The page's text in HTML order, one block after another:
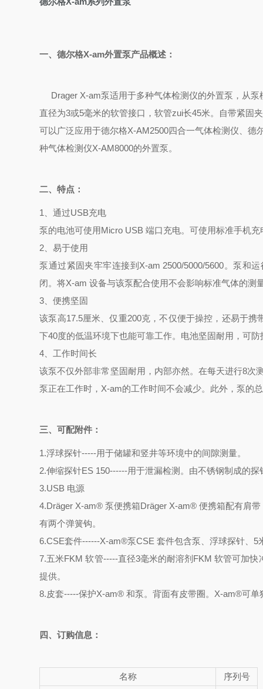
一、德尔格X-am外置泵产品概述：
Drager X-am泵适用于多种气体检测仪的外置泵，从
直径为3或5毫米的软管接口，软管zui长45米。自带紧固
可以广泛应用于德尔格X-AM2500四合一气体检测仪、
种气体检测仪X-AM8000的外置泵。
二、特点：
1、通过USB充电
泵的电池可使用Micro USB 端口充电。可使用标准手机
2、易于使用
泵通过紧固夹牢牢连接到X-am 2500/5000/5600。泵和
闭。将X-am 设备与该泵配合使用不会影响标准气体的测
3、便携坚固
该泵高17.5厘米、仅重200克，不仅便于操控，还易于
下40度的低温环境下也能可靠工作。电池坚固耐用，可
4、工作时间长
该泵不仅外部非常坚固耐用，内部亦然。在每天进行8次
泵正在工作时，X-am的工作时间不会减少。此外，泵的
三、可配附件：
1.浮球探针-----用于储罐和竖井等环境中的间隙测量。
2.伸缩探针ES 150------用于泄漏检测。由不锈钢制成的
3.USB 电源
4.Dräger X-am® 泵便携箱Dräger X-am® 便携箱配有肩
有两个弹簧钩。
6.CSE套件------X-am®泵CSE 套件包含泵、浮球探针、5
7.五米FKM 软管-----直径3毫米的耐溶剂FKM 软管可加
提供。
8.皮套-----保护X-am® 和泵。背面有皮带圈。X-am®可单
四、订购信息：
名称
序列号